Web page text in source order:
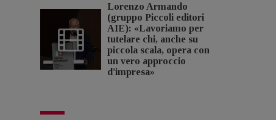
Lorenzo Armando
(gruppo Piccoli editori
AIE): «Lavoriamo per
tutelare chi, anche su
piccola scala, opera con
un vero approccio
d'impresa»